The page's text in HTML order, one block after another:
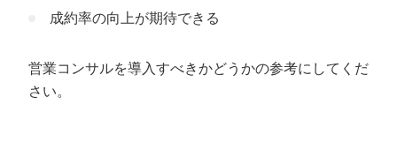
成約率の向上が期待できる
営業コンサルを導入すべきかどうかの参考にしてくだ
さい。